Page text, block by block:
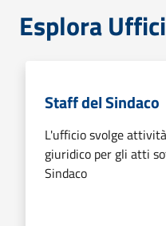
Esplora Uffici
Staff del Sindaco
L'ufficio svolge
giuridico per gli atti
Sindaco